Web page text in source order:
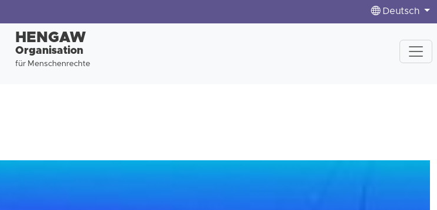
Deutsch
HENGAW
Organisation
für Menschenrechte